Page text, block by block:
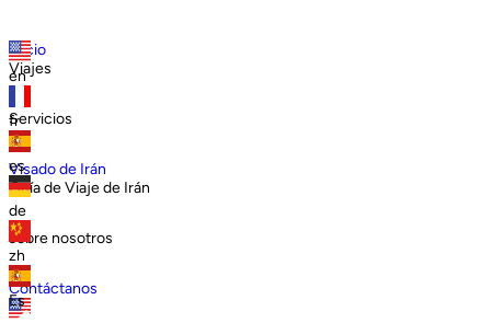
Inicio
Viajes
Servicios
Visado de Irán
Guía de Viaje de Irán
sobre nosotros
Contáctanos
en
fr
es
de
zh
Es